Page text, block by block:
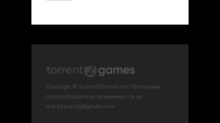
Copyright © Torrent2Games.net Претензии
правообладателя принимаются на
anti.piracy.ru[at]gmail.com